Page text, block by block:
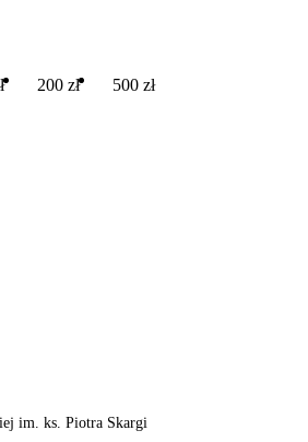
200 zł 500 zł
im. ks. Piotra Skargi